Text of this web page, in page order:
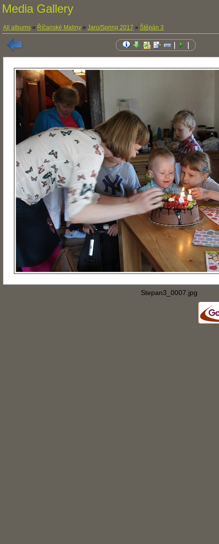
Media Gallery
All albums » Říčanské Maliny » Jaro/Spring 2017 » Štěpán 3
Stepan3_0007.jpg